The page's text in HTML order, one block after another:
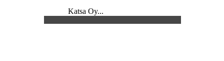
Katsa Oy...